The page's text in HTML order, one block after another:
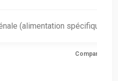
Comparatif
(alimentation spécifique,